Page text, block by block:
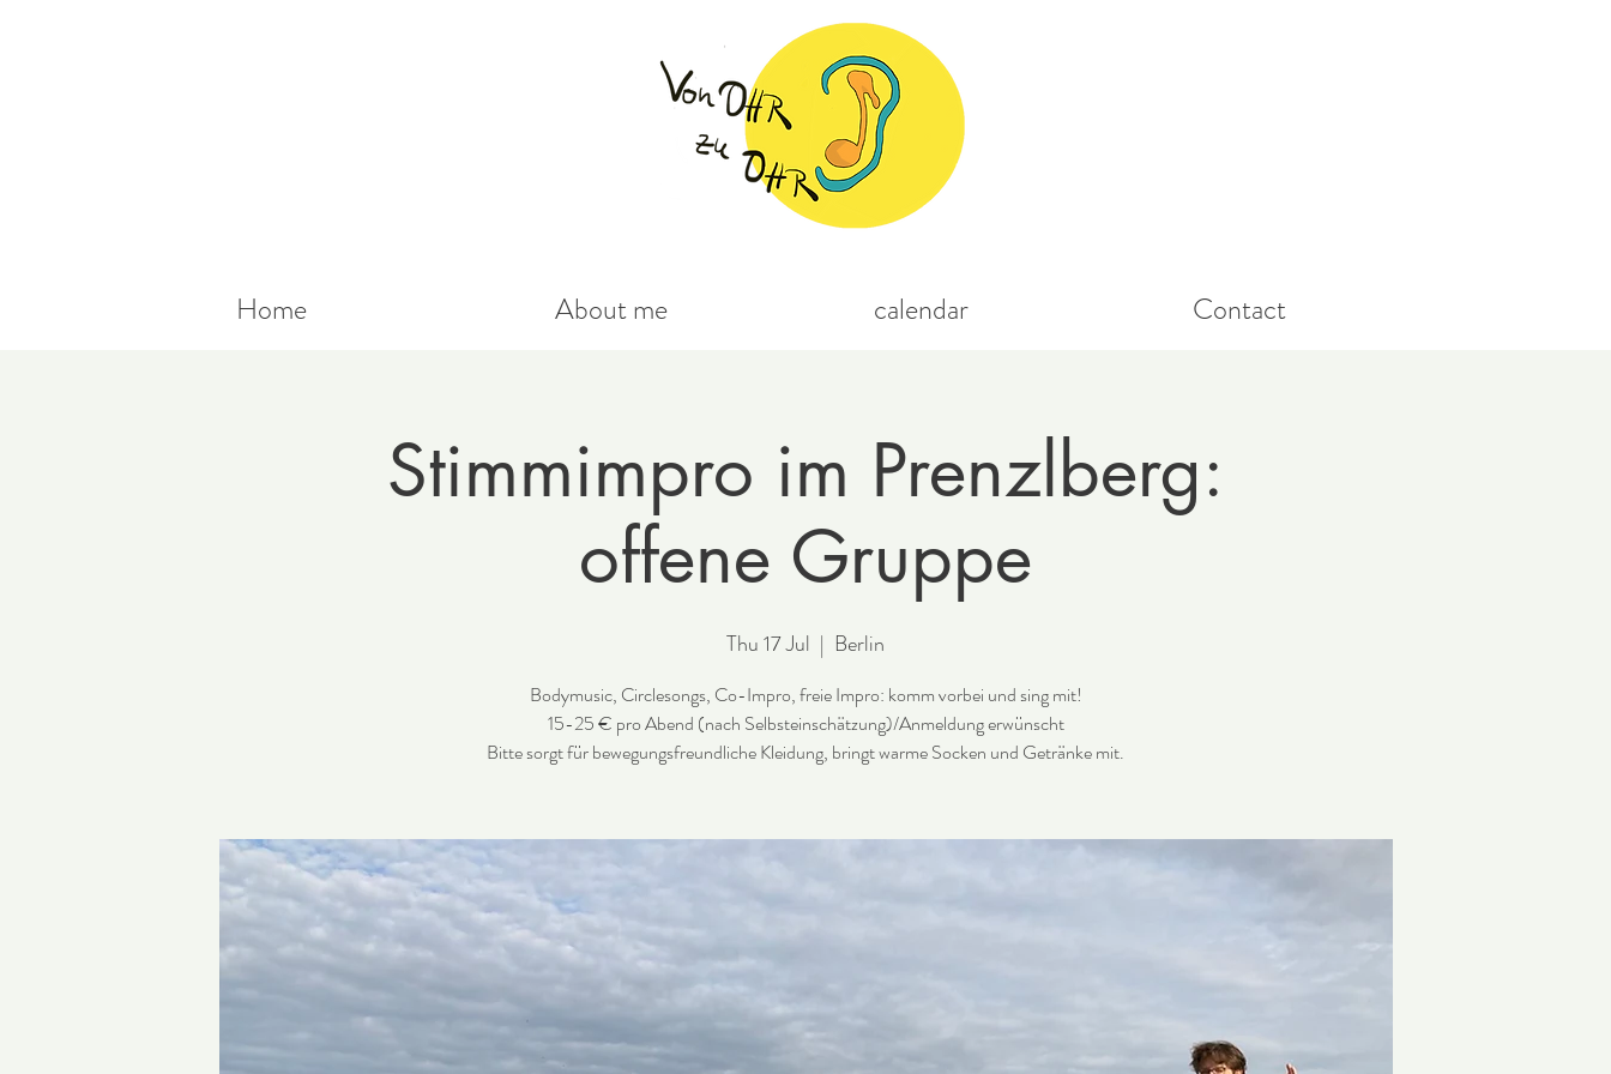
Home About me calendar Contact
Stimmimpro im Prenzlberg:
offene Gruppe
Thu 17 Jul
  |
Berlin
Bodymusic, Circlesongs, Co-Impro, freie Impro: komm vorbei und sing mit!
15-25 € pro Abend (nach Selbsteinschätzung)/Anmeldung erwünscht
Bitte sorgt für bewegungsfreundliche Kleidung, bringt warme Socken und Getränke mit.